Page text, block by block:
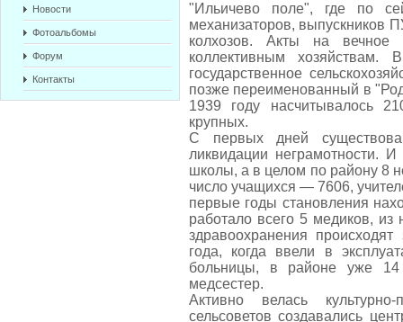
Новости
Фотоальбомы
Форум
Контакты
"Ильичево поле", где по
механизаторов, выпускников
колхозов. Акты на
коллективным
государственное
позже переименованный в
1939 году насчитывалось
крупных.
С первых дней
ликвидации неграмотности.
школы, а в целом по району 8
число учащихся — 7606,
первые годы становления
работало всего 5 медиков,
здравоохранения
года, когда ввели в
больницы, в районе уже
медсестер.
Активно велась
сельсоветов создавались